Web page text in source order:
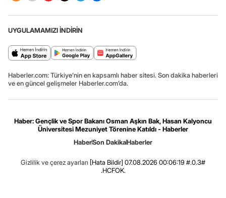
UYGULAMAMIZI İNDİRİN
Haberler.com: Türkiye’nin en kapsamlı haber sitesi. Son dakika haberleri
ve en güncel gelişmeler Haberler.com’da.
Haber: Gençlik ve Spor Bakanı Osman Aşkın Bak, Hasan Kalyoncu
Üniversitesi Mezuniyet Törenine Katıldı - Haberler
HaberSon DakikaHaberler
Gizlilik ve çerez ayarları [Hata Bildir] 07.08.2026 00:06:19 #.0.3#
.HCFOK.